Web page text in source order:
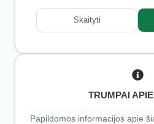
Skaityti
TRUMPAI
Papildomos informacijos apie